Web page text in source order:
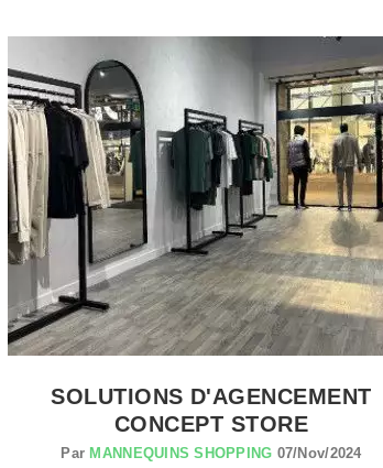
VOIR LA FICHE PORTANTS MAGASIN
SOLUTIONS D'AGENCEMENT
CONCEPT STORE
Par MANNEQUINS SHOPPING 07/Nov/2024